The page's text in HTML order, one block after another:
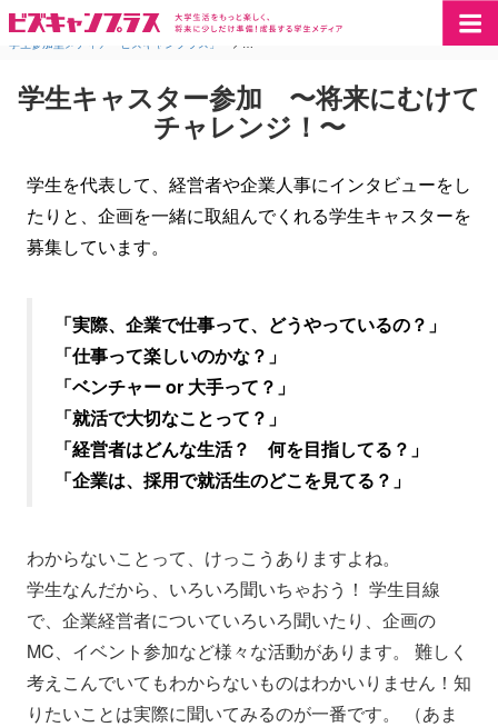
学生参加型メディア「ビズキャンプラス」 > 学生キャスター参加 〜将来にむけてチャレンジ
学生キャスター参加 〜将来にむけて
チャレンジ！〜
学生を代表して、経営者や企業人事にインタビューをし
たりと、企画を一緒に取組んでくれる学生キャスターを
募集しています。
「実際、企業で仕事って、どうやっているの？」
「仕事って楽しいのかな？」
「ベンチャー or 大手って？」
「就活で大切なことって？」
「経営者はどんな生活？ 何を目指してる？」
「企業は、採用で就活生のどこを見てる？」
わからないことって、けっこうありますよね。
学生なんだから、いろいろ聞いちゃおう！ 学生目線
で、企業経営者についていろいろ聞いたり、企画の
MC、イベント参加など様々な活動があります。 難しく
考えこんでいてもわからないものはわかいりません！知
りたいことは実際に聞いてみるのが一番です。 （あま